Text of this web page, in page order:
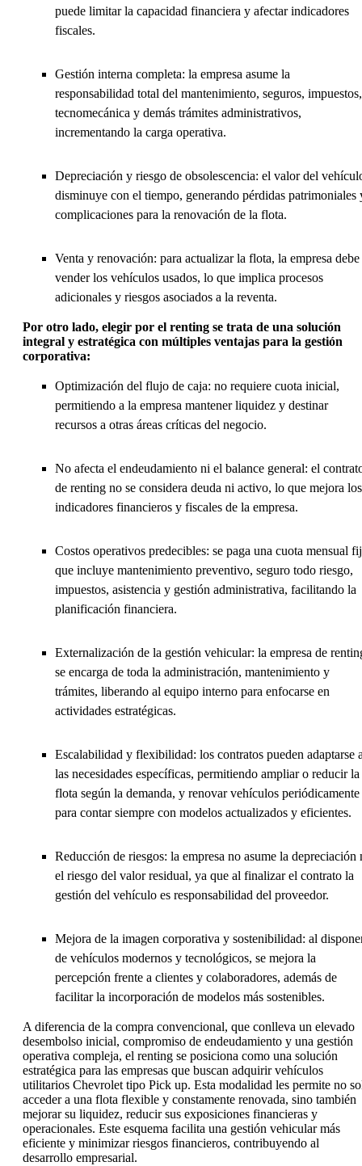
puede limitar la capacidad financiera y afectar indicadores
fiscales.
Gestión interna completa: la empresa asume la
responsabilidad total del mantenimiento, seguros, impuestos,
tecnomecánica y demás trámites administrativos,
incrementando la carga operativa.
Depreciación y riesgo de obsolescencia: el valor del
disminuye con el tiempo, generando pérdidas patrimoniales
complicaciones para la renovación de la flota.
Venta y renovación: para actualizar la flota, la empresa debe
vender los vehículos usados, lo que implica procesos
adicionales y riesgos asociados a la reventa.
Por otro lado, elegir por el renting se trata de una solución
integral y estratégica con múltiples ventajas para la gestión
corporativa:
Optimización del flujo de caja: no requiere cuota inicial,
permitiendo a la empresa mantener liquidez y destinar
recursos a otras áreas críticas del negocio.
No afecta el endeudamiento ni el balance general: el
de renting no se considera deuda ni activo, lo que mejora los
indicadores financieros y fiscales de la empresa.
Costos operativos predecibles: se paga una cuota mensual
que incluye mantenimiento preventivo, seguro todo riesgo,
impuestos, asistencia y gestión administrativa, facilitando la
planificación financiera.
Externalización de la gestión vehicular: la empresa de
se encarga de toda la administración, mantenimiento y
trámites, liberando al equipo interno para enfocarse en
actividades estratégicas.
Escalabilidad y flexibilidad: los contratos pueden adaptarse
las necesidades específicas, permitiendo ampliar o reducir la
flota según la demanda, y renovar vehículos periódicamente
para contar siempre con modelos actualizados y eficientes.
Reducción de riesgos: la empresa no asume la depreciación
el riesgo del valor residual, ya que al finalizar el contrato la
gestión del vehículo es responsabilidad del proveedor.
Mejora de la imagen corporativa y sostenibilidad: al
de vehículos modernos y tecnológicos, se mejora la
percepción frente a clientes y colaboradores, además de
facilitar la incorporación de modelos más sostenibles.
A diferencia de la compra convencional, que conlleva un elevado
desembolso inicial, compromiso de endeudamiento y una gestión
operativa compleja, el renting se posiciona como una solución
estratégica para las empresas que buscan adquirir vehículos
utilitarios Chevrolet tipo Pick up. Esta modalidad les permite no
acceder a una flota flexible y constamente renovada, sino también
mejorar su liquidez, reducir sus exposiciones financieras y
operacionales. Este esquema facilita una gestión vehicular más
eficiente y minimizar riesgos financieros, contribuyendo al
desarrollo empresarial.